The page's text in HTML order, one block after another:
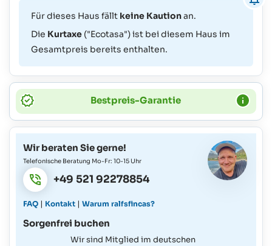
Für dieses Haus fällt keine Kautionan.
Die Kurtaxe ("Ecotasa") ist bei diesem Haus im
Gesamtpreis bereits enthalten.
Bestpreis-Garantie
Wir beraten Sie gerne!
Telefonische Beratung Mo-Fr: 10-15 Uhr
+49 521 92278854
FAQ | Kontakt | Warum ralfsfincas?
Sorgenfrei buchen
Wir sind Mitglied im deutschen